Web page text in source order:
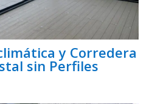
y Corredera
sin Perfiles